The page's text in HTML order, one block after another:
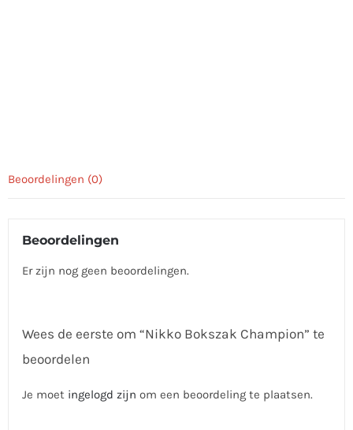
Beoordelingen (0)
Beoordelingen
Er zijn nog geen beoordelingen.
Wees de eerste om “Nikko Bokszak Champion” te
beoordelen
Je moet ingelogd zijn om een beoordeling te plaatsen.